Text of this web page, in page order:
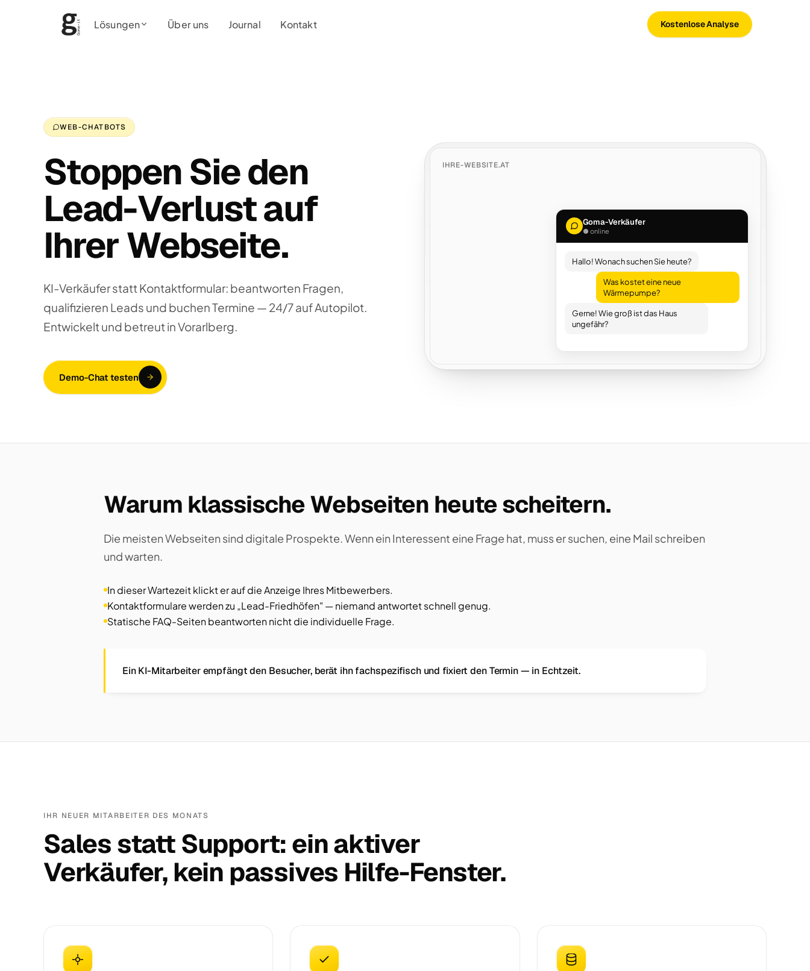
Lösungen Über uns Journal Kontakt Kostenlose Analyse
WEB-CHATBOTS
Stoppen Sie den
Lead-Verlust auf
Ihrer Webseite.
KI-Verkäufer statt Kontaktformular: beantworten Fragen,
qualifizieren Leads und buchen Termine — 24/7 auf Autopilot.
Entwickelt und betreut in Vorarlberg.
Demo-Chat testen
IHRE-WEBSITE.AT
Goma-Verkäufer
● online
Hallo! Wonach suchen Sie heute?
Was kostet eine neue
Wärmepumpe?
Gerne! Wie groß ist das Haus
ungefähr?
Warum klassische Webseiten heute scheitern.
Die meisten Webseiten sind digitale Prospekte. Wenn ein Interessent eine Frage hat, muss er suchen, eine Mail schreiben
und warten.
In dieser Wartezeit klickt er auf die Anzeige Ihres Mitbewerbers.
Kontaktformulare werden zu „Lead-Friedhöfen" — niemand antwortet schnell genug.
Statische FAQ-Seiten beantworten nicht die individuelle Frage.
Ein KI-Mitarbeiter empfängt den Besucher, berät ihn fachspezifisch und fixiert den Termin — in Echtzeit.
IHR NEUER MITARBEITER DES MONATS
Sales statt Support: ein aktiver
Verkäufer, kein passives Hilfe-Fenster.